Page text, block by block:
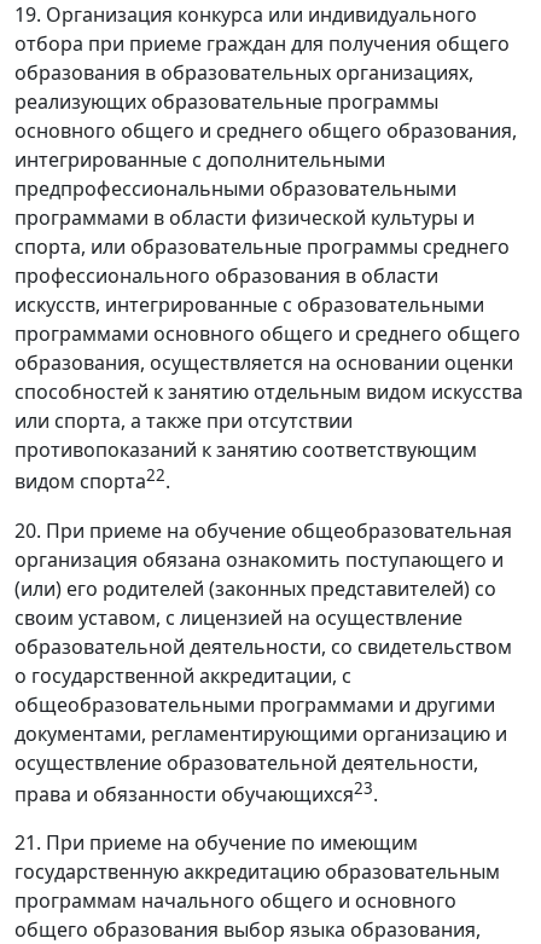
19. Организация конкурса или индивидуального
отбора при приеме граждан для получения общего
образования в образовательных организациях,
реализующих образовательные программы
основного общего и среднего общего образования,
интегрированные с дополнительными
предпрофессиональными образовательными
программами в области физической культуры и
спорта, или образовательные программы среднего
профессионального образования в области
искусств, интегрированные с образовательными
программами основного общего и среднего общего
образования, осуществляется на основании оценки
способностей к занятию отдельным видом искусства
или спорта, а также при отсутствии
противопоказаний к занятию соответствующим
видом спорта22.
20. При приеме на обучение общеобразовательная
организация обязана ознакомить поступающего и
(или) его родителей (законных представителей) со
своим уставом, с лицензией на осуществление
образовательной деятельности, со свидетельством
о государственной аккредитации, с
общеобразовательными программами и другими
документами, регламентирующими организацию и
осуществление образовательной деятельности,
права и обязанности обучающихся23.
21. При приеме на обучение по имеющим
государственную аккредитацию образовательным
программам начального общего и основного
общего образования выбор языка образования,